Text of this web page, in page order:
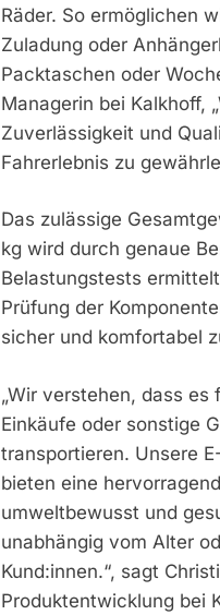
Räder. So ermöglichen
Zuladung oder
Packtaschen oder
Managerin bei Kalkhoff,
Zuverlässigkeit und
Fahrerlebnis zu
Das zulässige
kg wird durch genaue
Belastungstests
Prüfung der
sicher und komfortabel
„Wir verstehen, dass
Einkäufe oder sonstige
transportieren. Unsere
bieten eine
umweltbewusst und
unabhängig vom Alter
Kund:innen.“, sagt
Produktentwicklung bei